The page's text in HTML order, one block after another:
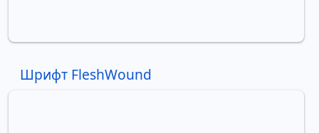
Шрифт FleshWound